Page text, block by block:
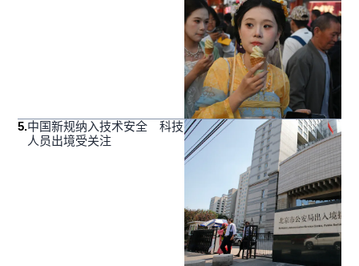
5.中国新规纳入技术安全 科技
人员出境受关注